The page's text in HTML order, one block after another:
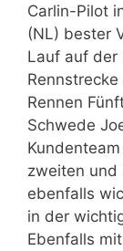
Carlin-Pilot
(NL) bester
Lauf auf der
Rennen
Schwede
zweiten und
ebenfalls
in der
Ebenfalls